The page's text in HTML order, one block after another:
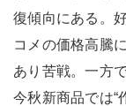
復傾向にある。
コメの価格高騰
あり苦戦。一方
今秋新商品では“